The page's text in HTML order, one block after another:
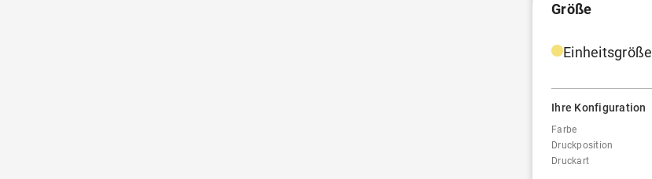
Größe
Einheitsgröße
Ihre Konfiguration
Farbe
Druckposition
Druckart